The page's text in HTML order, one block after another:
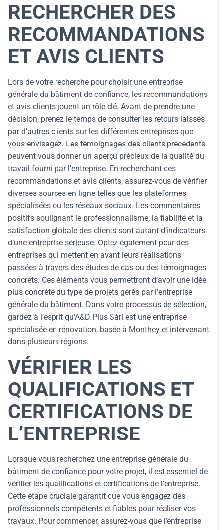
RECHERCHER DES
RECOMMANDATIONS
ET AVIS CLIENTS
Lors de votre recherche pour choisir une entreprise
générale du bâtiment de confiance, les recommandations
et avis clients jouent un rôle clé. Avant de prendre une
décision, prenez le temps de consulter les retours laissés
par d’autres clients sur les différentes entreprises que
vous envisagez. Les témoignages des clients précédents
peuvent vous donner un aperçu précieux de la qualité du
travail fourni par l’entreprise. En recherchant des
recommandations et avis clients, assurez-vous de vérifier
diverses sources en ligne telles que les plateformes
spécialisées ou les réseaux sociaux. Les commentaires
positifs soulignant le professionnalisme, la fiabilité et la
satisfaction globale des clients sont autant d’indicateurs
d’une entreprise sérieuse. Optez également pour des
entreprises qui mettent en avant leurs réalisations
passées à travers des études de cas ou des témoignages
concrets. Ces éléments vous permettront d’avoir une idée
plus concrète du type de projets gérés par l’entreprise
générale du bâtiment. Dans votre processus de sélection,
gardez à l’esprit qu’A&D Plus Sàrl est une entreprise
spécialisée en rénovation, basée à Monthey et intervenant
dans plusieurs régions.
VÉRIFIER LES
QUALIFICATIONS ET
CERTIFICATIONS DE
L’ENTREPRISE
Lorsque vous recherchez une entreprise générale du
bâtiment de confiance pour votre projet, il est essentiel de
vérifier les qualifications et certifications de l’entreprise.
Cette étape cruciale garantit que vous engagez des
professionnels compétents et fiables pour réaliser vos
travaux. Pour commencer, assurez-vous que l’entreprise